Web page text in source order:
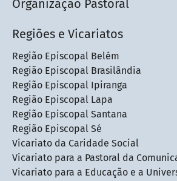
Organização Pastoral
Regiões e Vicariatos
Região Episcopal Belém
Região Episcopal Brasilândia
Região Episcopal Ipiranga
Região Episcopal Lapa
Região Episcopal Santana
Região Episcopal Sé
Vicariato da Caridade Social
Vicariato para a Pastoral da
Vicariato para a Educação e a